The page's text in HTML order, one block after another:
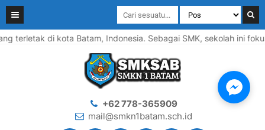
terletak di kota Batam, Indonesia. Sebagai SMK, sekolah ini
+62 778-365909
mail@smkn1batam.sch.id